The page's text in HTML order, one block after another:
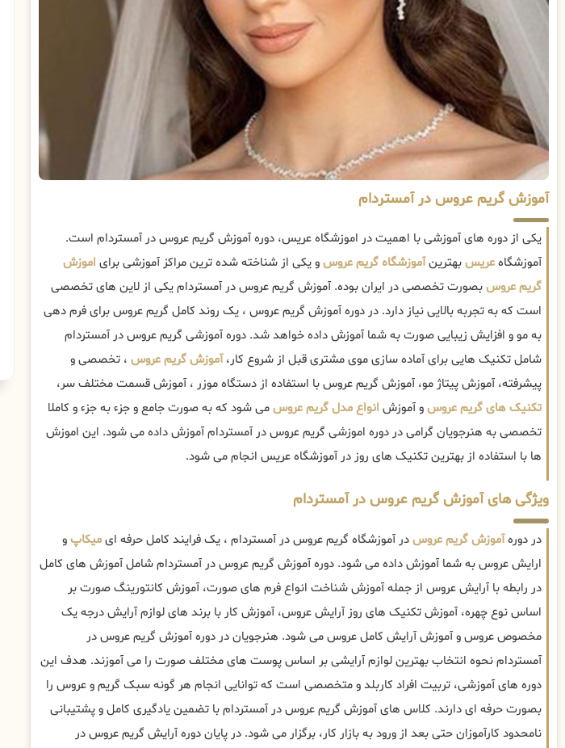
آموزش گریم عروس در آمستردام
یکی از دوره های آموزشی با اهمیت در اموزشگاه عریس، دوره آموزش گریم عروس در آمستردام است.
آموزشگاهعریسبهترینآموزشگاه گریم عروسو یکی از شناخته شده ترین مراکز آموزشی برای اموزش
گریم عروسبصورت تخصصی در ایران بوده. آموزش گریم عروس در آمستردام یکی از لاین های تخصصی
است که به تجربه بالایی نیاز دارد. در دوره آموزش گریم عروس ، یک روند کامل گریم عروس برای فرم دهی
به مو و افزایش زیبایی صورت به شما آموزش داده خواهد شد. دوره آموزشی گریم عروس در آمستردام
شامل تکنیک هایی برای آماده سازی موی مشتری قبل از شروع کار،آموزش گریم عروس ، تخصصی و
پیشرفته، آموزش پیتاژ مو، آموزش گریم عروس با استفاده از دستگاه موزر ، آموزش قسمت مختلف سر،
تکنیک های گریم عروسو آموزش انواع مدل گریم عروسمی شود که به صورت جامع و جزء به جزء و کاملا
تخصصی به هنرجویان گرامی در دوره اموزشی گریم عروس در آمستردام آموزش داده می شود. این اموزش
ها با استفاده از بهترین تکنیک های روز در آموزشگاه عریس انجام می شود.
ویژگی های آموزش گریم عروس در آمستردام
در دورهآموزش گریم عروسدر آموزشگاه گریم عروس در آمستردام ، یک فرایند کامل حرفه ایمیکاپو
ارایش عروس به شما آموزش داده می شود. دوره آموزش گریم عروس در آمستردام شامل آموزش های کامل
در رابطه با آرایش عروس از جمله آموزش شناخت انواع فرم های صورت، آموزش کانتورینگ صورت بر
اساس نوع چهره، آموزش تکنیک های روز آرایش عروس، آموزش کار با برند های لوازم آرایش درجه یک
مخصوص عروس و آموزش آرایش کامل عروس می شود. هنرجویان در دوره آموزش گریم عروس در
آمستردام نحوه انتخاب بهترین لوازم آرایشی بر اساس پوست های مختلف صورت را می آموزند. هدف این
دوره های آموزشی، تربیت افراد کاربلد و متخصصی است که توانایی انجام هر گونه سبک گریم و عروس را
بصورت حرفه ای دارند. کلاس های آموزش گریم عروس در آمستردام با تضمین یادگیری کامل و پشتیبانی
نامحدود کارآموزان حتی بعد از ورود به بازار کار، برگزار می شود. در پایان دوره آرایش گریم عروس در